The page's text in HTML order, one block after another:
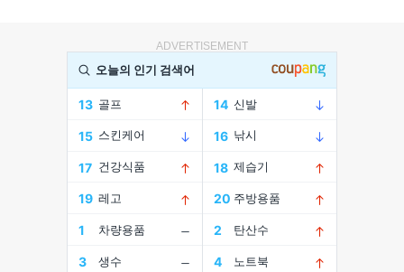
ADVERTISEMENT